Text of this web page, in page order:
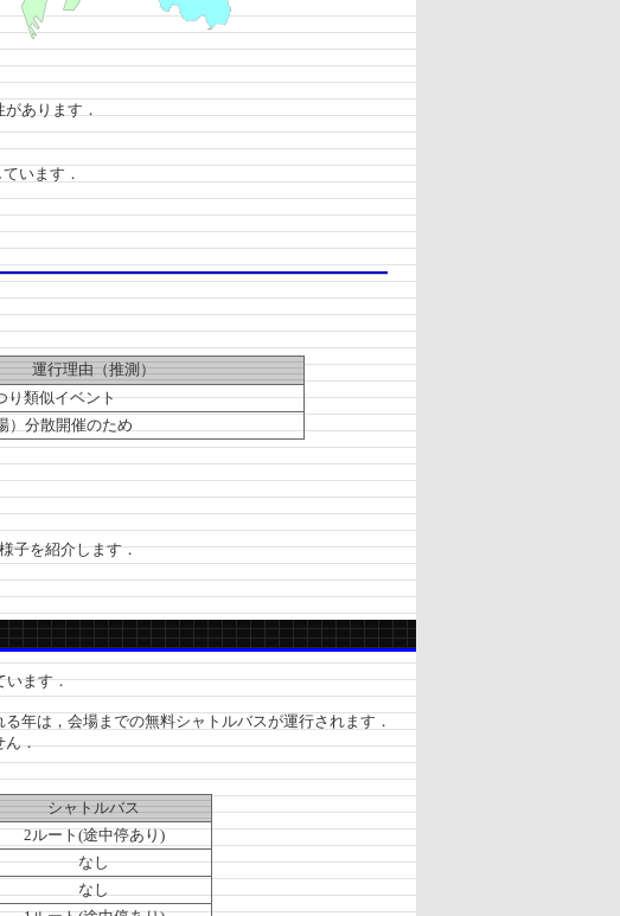
あります．
います．
運行理由（推測）
り類似イベント
）分散開催のため
子を紹介します．
います．
年は，会場までの無料シャトルバスが運行されます．
ん．
シャトルバス
2ルート(途中停あり)
なし
なし